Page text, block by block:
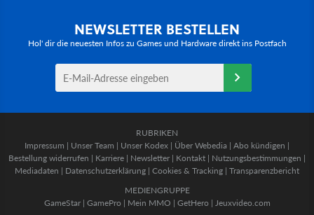
NEWSLETTER BESTELLEN
Hol' dir die neuesten Infos zu Games und Hardware direkt ins Postfach
RUBRIKEN
Impressum | Unser Team | Unser Kodex | Über Webedia | Abo kündigen |
Bestellung widerrufen | Karriere | Newsletter | Kontakt | Nutzungsbestimmungen |
Mediadaten | Datenschutzerklärung | Cookies & Tracking | Transparenzbericht
MEDIENGRUPPE
GameStar| GamePro | Mein MMO | GetHero | Jeuxvideo.com